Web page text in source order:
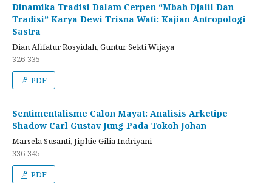
Dinamika Tradisi Dalam Cerpen “Mbah Djalil Dan
Tradisi” Karya Dewi Trisna Wati: Kajian Antropologi
Sastra
Dian Afifatur Rosyidah, Guntur Sekti Wijaya
326-335
PDF
Sentimentalisme Calon Mayat: Analisis Arketipe
Shadow Carl Gustav Jung Pada Tokoh Johan
Marsela Susanti, Jiphie Gilia Indriyani
336-345
PDF